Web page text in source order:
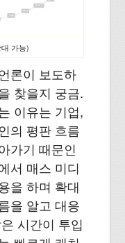
가능)
론이 보도하
찾을지 궁금.
이유는 기업,
의 평판 흐름
가기 때문인
서 매스 미디
을 하며 확대
을 알고 대응
시간이 투입